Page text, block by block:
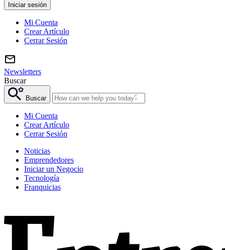
Iniciar sesión
Mi Cuenta
Crear Artículo
Cerrar Sesión
Newsletters
Buscar
Buscar
Mi Cuenta
Crear Artículo
Cerrar Sesión
Noticias
Emprendedores
Iniciar un Negocio
Tecnología
Franquicias